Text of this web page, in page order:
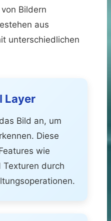
Bildern
aus
unterschiedlichen
Layer
Bild an, um
Diese
wie
Texturen durch